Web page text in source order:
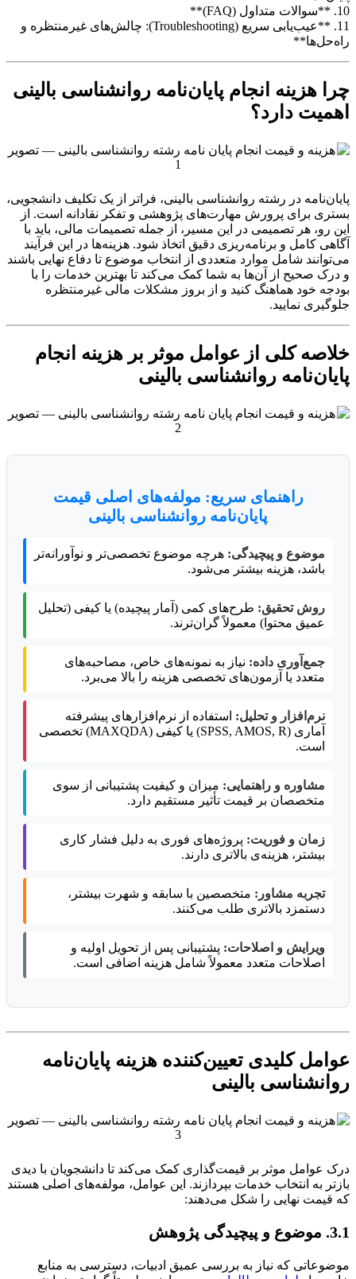
10. **سوالات متداول (FAQ)**
11. **عیب‌یابی سریع (Troubleshooting): چالش‌های غیرمنتظره و
راه‌حل‌ها**
چرا هزینه انجام پایان‌نامه روانشناسی بالینی
اهمیت دارد؟
پایان‌نامه در رشته روانشناسی بالینی، فراتر از یک تکلیف دانشجویی،
بستری برای پرورش مهارت‌های پژوهشی و تفکر نقادانه است. از
این رو، هر تصمیمی در این مسیر، از جمله تصمیمات مالی، باید با
آگاهی کامل و برنامه‌ریزی دقیق اتخاذ شود. هزینه‌ها در این فرآیند
می‌توانند شامل موارد متعددی از انتخاب موضوع تا دفاع نهایی باشند
و درک صحیح از آن‌ها به شما کمک می‌کند تا بهترین خدمات را با
بودجه خود هماهنگ کنید و از بروز مشکلات مالی غیرمنتظره
جلوگیری نمایید.
خلاصه کلی از عوامل موثر بر هزینه انجام
پایان‌نامه روانشناسی بالینی
راهنمای سریع: مولفه‌های اصلی قیمت
پایان‌نامه روانشناسی بالینی
موضوع و پیچیدگی: هرچه موضوع تخصصی‌تر و نوآورانه‌تر
باشد، هزینه بیشتر می‌شود.
روش تحقیق: طرح‌های کمی (آمار پیچیده) یا کیفی (تحلیل
عمیق محتوا) معمولاً گران‌ترند.
جمع‌آوری داده: نیاز به نمونه‌های خاص، مصاحبه‌های
متعدد یا آزمون‌های تخصصی هزینه را بالا می‌برد.
نرم‌افزار و تحلیل: استفاده از نرم‌افزارهای پیشرفته
آماری (SPSS, AMOS, R) یا کیفی (MAXQDA) تخصصی
است.
مشاوره و راهنمایی: میزان و کیفیت پشتیبانی از سوی
متخصصان بر قیمت تأثیر مستقیم دارد.
زمان و فوریت: پروژه‌های فوری به دلیل فشار کاری
بیشتر، هزینه‌ی بالاتری دارند.
تجربه مشاور: متخصصین با سابقه و شهرت بیشتر،
دستمزد بالاتری طلب می‌کنند.
ویرایش و اصلاحات: پشتیبانی پس از تحویل اولیه و
اصلاحات متعدد معمولاً شامل هزینه اضافی است.
عوامل کلیدی تعیین‌کننده هزینه پایان‌نامه
روانشناسی بالینی
درک عوامل موثر بر قیمت‌گذاری کمک می‌کند تا دانشجویان با دیدی
بازتر به انتخاب خدمات بپردازند. این عوامل، مولفه‌های اصلی هستند
که قیمت نهایی را شکل می‌دهند:
3.1. موضوع و پیچیدگی پژوهش
موضوعاتی که نیاز به بررسی عمیق ادبیات، دسترسی به منابع